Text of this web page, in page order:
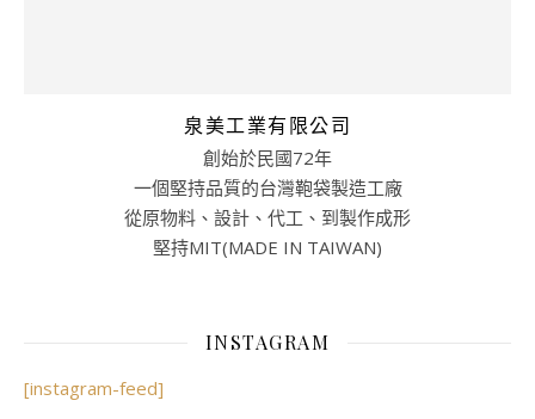
泉美工業有限公司
創始於民國72年
一個堅持品質的台灣鞄袋製造工廠
從原物料、設計、代工、到製作成形
堅持MIT(MADE IN TAIWAN)
INSTAGRAM
[instagram-feed]